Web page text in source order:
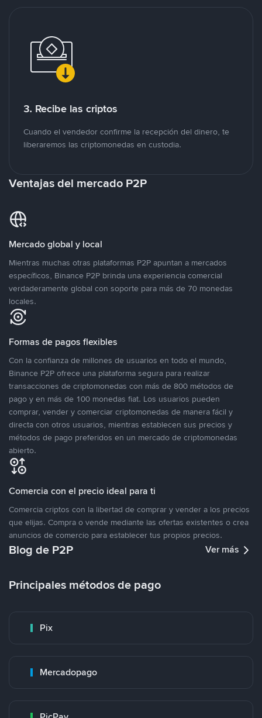
3. Recibe las criptos
Cuando el vendedor confirme la recepción del dinero, te
liberaremos las criptomonedas en custodia.
Ventajas del mercado P2P
Mercado global y local
Mientras muchas otras plataformas P2P apuntan a mercados
específicos, Binance P2P brinda una experiencia comercial
verdaderamente global con soporte para más de 70 monedas
locales.
Formas de pagos flexibles
Con la confianza de millones de usuarios en todo el mundo,
Binance P2P ofrece una plataforma segura para realizar
transacciones de criptomonedas con más de 800 métodos de
pago y en más de 100 monedas fiat. Los usuarios pueden
comprar, vender y comerciar criptomonedas de manera fácil y
directa con otros usuarios, mientras establecen sus precios y
métodos de pago preferidos en un mercado de criptomonedas
abierto.
Comercia con el precio ideal para ti
Comercia criptos con la libertad de comprar y vender a los precios
que elijas. Compra o vende mediante las ofertas existentes o crea
anuncios de comercio para establecer tus propios precios.
Blog de P2P Ver más
Principales métodos de pago
Pix
Mercadopago